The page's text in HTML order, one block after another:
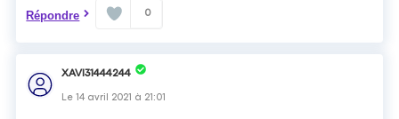
Répondre 0
XAVI31444244
Le14 avril 2021 à 21:01